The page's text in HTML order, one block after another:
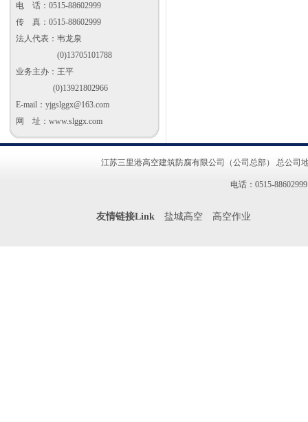
电 话：0515-88602999
传 真：0515-88602999
法人代表：韦龙泉
(0)13705101788
业务主办：王平
(0)13921802966
E-mail： yjgslggx@163.com
网 址：www.slggx.com
江苏三里港高空建筑防腐有限公司（公司总部） 总公司
电话：0515-
友情链接Link 盐城高空 高空作业